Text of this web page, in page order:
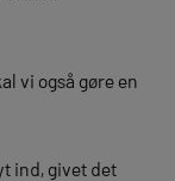
vi også gøre en
ind, givet det